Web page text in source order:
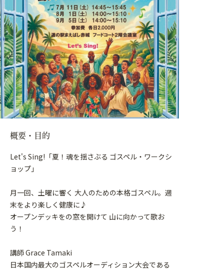
概要・目的
Let's Sing!「夏！魂を揺さぶる ゴスペル・ワークシ
ョップ」
月一回、土曜に響く 大人のための本格ゴスペル。週
末をより楽しく健康に♪
オープンデッキをの窓を開けて 山に向かって歌お
う！
講師 Grace Tamaki
日本国内最大のゴスペルオーディション大会である